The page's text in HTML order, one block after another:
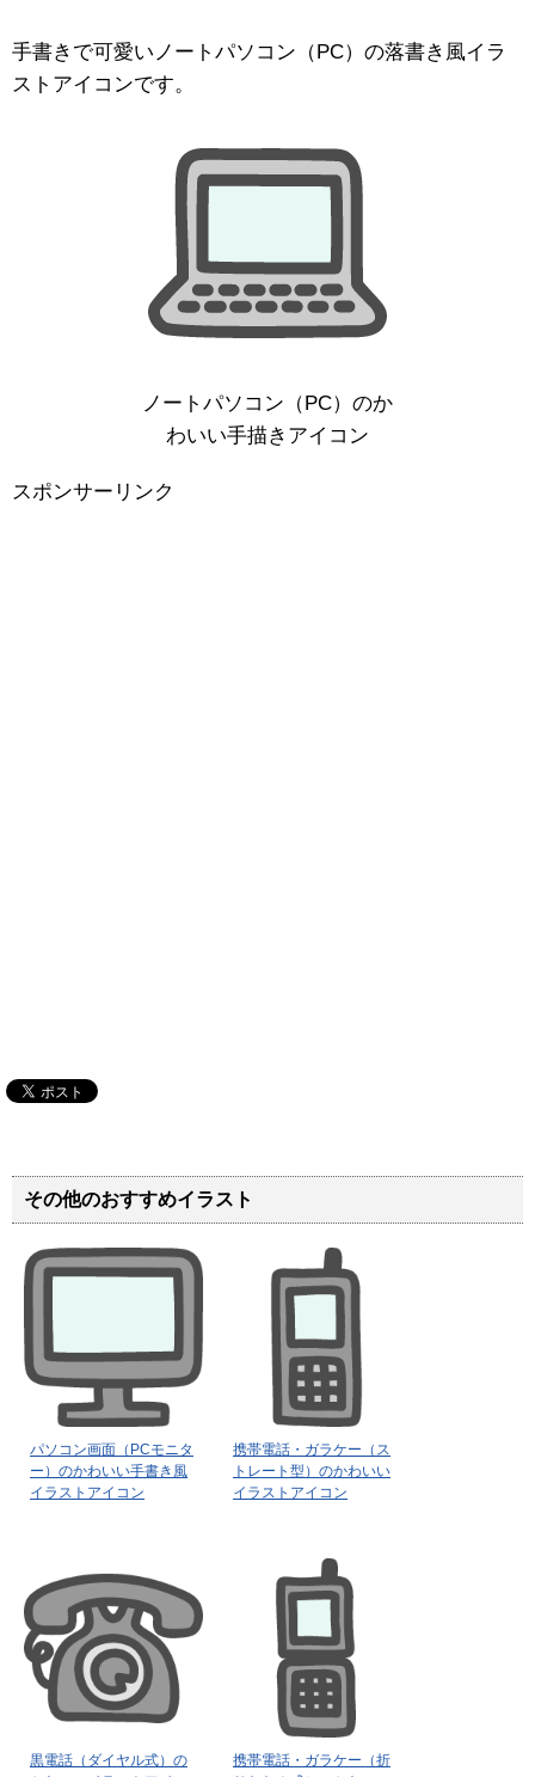
手書きで可愛いノートパソコン（PC）の落書き風イラ
ストアイコンです。
ノートパソコン（PC）のか
わいい手描きアイコン
スポンサーリンク
その他のおすすめイラスト
パソコン画面（PCモニタ
ー）のかわいい手書き風
イラストアイコン
携帯電話・ガラケー（ス
トレート型）のかわいい
イラストアイコン
黒電話（ダイヤル式）の
携帯電話・ガラケー（折